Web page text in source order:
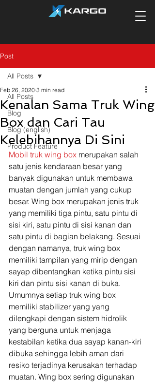
Post
All Posts
Blog
Blog (english)
Product Feature
All Posts
Kenalan Sama Truk Wing
Box dan Cari Tau
Kelebihannya Di Sini
Feb 26, 2020 3 min read
Mobil truk wing box merupakan salah
satu jenis kendaraan besar yang
banyak digunakan untuk membawa
muatan dengan jumlah yang cukup
besar. Wing box merupakan jenis truk
yang memiliki tiga pintu, satu pintu di
sisi kiri, satu pintu di sisi kanan dan
satu pintu di bagian belakang. Sesuai
dengan namanya, truk wing box
memiliki tampilan yang mirip dengan
sayap dibentangkan ketika pintu sisi
kiri dan pintu sisi kanan di buka.
Umumnya setiap truk wing box
memiliki stabilizer yang yang
dilengkapi dengan sistem hidrolik
yang berguna untuk menjaga
kestabilan ketika dua sayap kanan-kiri
dibuka sehingga lebih aman dari
resiko terjadinya kerusakan terhadap
muatan. Wing box sering digunakan